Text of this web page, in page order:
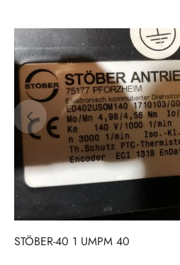
STÖBER-40 1 UMPM 40